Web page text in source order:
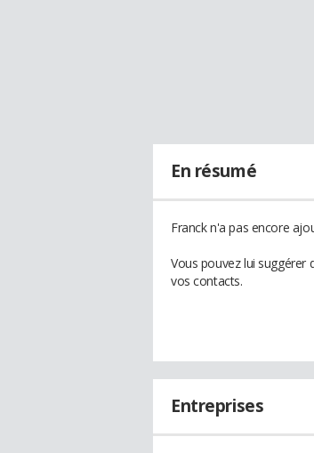
En résumé
Franck n'a pas encore
Vous pouvez lui suggérer
vos contacts.
Entreprises